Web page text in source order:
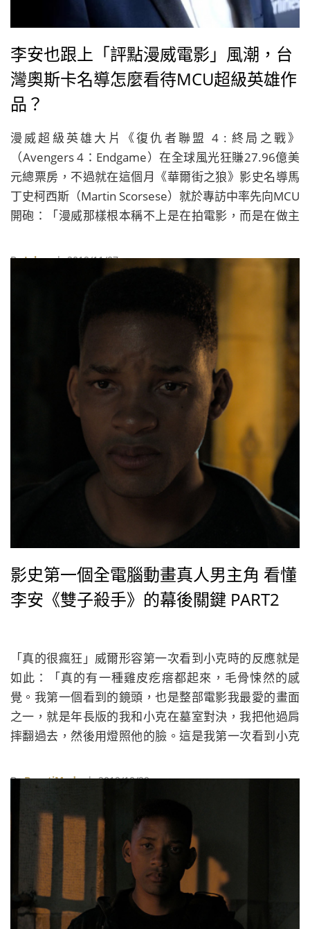
李安也跟上「評點漫威電影」風潮，台
灣奧斯卡名導怎麼看待MCU超級英雄作
品？
漫威超級英雄大片《復仇者聯盟 4 : 終局之戰》
（Avengers 4：Endgame）在全球風光狂賺27.96億美
元總票房，不過就在這個月《華爾街之狼》影史名導馬
丁史柯西斯（Martin Scorsese）就於專訪中率先向MCU
開砲：「漫威那樣根本稱不上是在拍電影，而是在做主
ByJuksy| 2019/11/07
影史第一個全電腦動畫真人男主角 看懂
李安《雙子殺手》的幕後關鍵 PART2
「真的很瘋狂」威爾形容第一次看到小克時的反應就是
如此：「真的有一種雞皮疙瘩都起來，毛骨悚然的感
覺。我第一個看到的鏡頭，也是整部電影我最愛的畫面
之一，就是年長版的我和小克在墓室對決，我把他過肩
摔翻過去，然後用燈照他的臉。這是我第一次看到小克
整個超興奮的，開始想像所有的可能性！」
ByBeautiMode| 2019/10/29